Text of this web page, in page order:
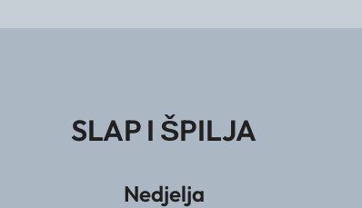
SLAP I ŠPILJA
Nedjelja